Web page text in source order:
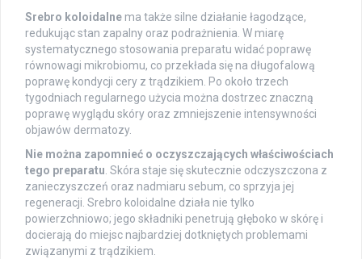
Srebro koloidalne ma także silne działanie łagodzące,
redukując stan zapalny oraz podrażnienia. W miarę
systematycznego stosowania preparatu widać poprawę
równowagi mikrobiomu, co przekłada się na długofalową
poprawę kondycji cery z trądzikiem. Po około trzech
tygodniach regularnego użycia można dostrzec znaczną
poprawę wyglądu skóry oraz zmniejszenie intensywności
objawów dermatozy.
Nie można zapomnieć o oczyszczających właściwościach
tego preparatu . Skóra staje się skutecznie odczyszczona z
zanieczyszczeń oraz nadmiaru sebum, co sprzyja jej
regeneracji. Srebro koloidalne działa nie tylko
powierzchniowo; jego składniki penetrują głęboko w skórę i
docierają do miejsc najbardziej dotkniętych problemami
związanymi z trądzikiem.